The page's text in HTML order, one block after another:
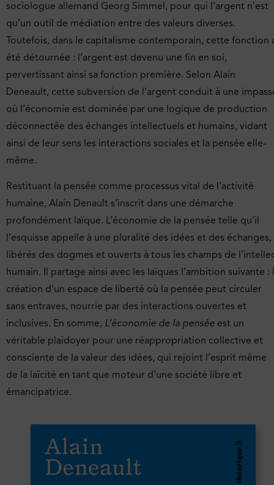
sociologue allemand Georg Simmel, pour qui l’argent n’est
qu’un outil de médiation entre des valeurs diverses.
Toutefois, dans le capitalisme contemporain, cette fonction
été détournée : l’argent est devenu une fin en soi,
pervertissant ainsi sa fonction première. Selon Alain
Deneault, cette subversion de l’argent conduit à une
où l’économie est dominée par une logique de production
déconnectée des échanges intellectuels et humains, vidant
ainsi de leur sens les interactions sociales et la pensée elle-
même.
Restituant la pensée comme processus vital de l’activité
humaine, Alain Denault s’inscrit dans une démarche
profondément laïque. L’économie de la pensée telle qu’il
l’esquisse appelle à une pluralité des idées et des échanges,
libérés des dogmes et ouverts à tous les champs de
humain. Il partage ainsi avec les laïques l’ambition suivante :
création d’un espace de liberté où la pensée peut circuler
sans entraves, nourrie par des interactions ouvertes et
inclusives. En somme, L’économie de la pensée est un
véritable plaidoyer pour une réappropriation collective et
consciente de la valeur des idées, qui rejoint l’esprit même
de la laïcité en tant que moteur d’une société libre et
émancipatrice.